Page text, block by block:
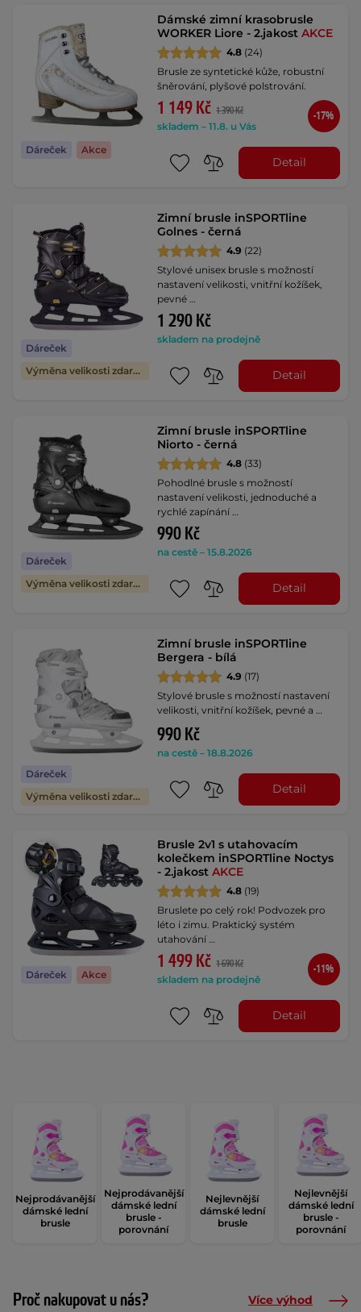
Dáreček Akce
Dámské zimní krasobrusle
WORKER Liore - 2.jakostAKCE
4.8 (24)
Brusle ze syntetické kůže, robustní
šněrování, plyšové polstrování.
1 149 Kč 1 390 Kč
skladem – 11.8. u Vás
-17%
Detail
Dáreček
Výměna velikosti zdarma
Zimní brusle inSPORTline
Golnes - černá
4.9 (22)
Stylové unisex brusle s možností
nastavení velikosti, vnitřní kožíšek,
pevné …
1 290 Kč
skladem na prodejně
Detail
Dáreček
Výměna velikosti zdarma
Zimní brusle inSPORTline
Niorto - černá
4.8 (33)
Pohodlné brusle s možností
nastavení velikosti, jednoduché a
rychlé zapínání …
990 Kč
na cestě – 15.8.2026
Detail
Dáreček
Výměna velikosti zdarma
Zimní brusle inSPORTline
Bergera - bílá
4.9 (17)
Stylové brusle s možností nastavení
velikosti, vnitřní kožíšek, pevné a …
990 Kč
na cestě – 18.8.2026
Detail
Dáreček Akce
Brusle 2v1 s utahovacím
kolečkem inSPORTline Noctys
- 2.jakostAKCE
4.8 (19)
Bruslete po celý rok! Podvozek pro
léto i zimu. Praktický systém
utahování …
1 499 Kč 1 690 Kč
skladem na prodejně
-11%
Detail
Nejprodávanější
dámské lední
brusle
Nejprodávanější
dámské lední
brusle -
porovnání
Nejlevnější
dámské lední
brusle
Nejlevnější
dámské lední
brusle -
porovnání
Proč nakupovat u nás? Více výhod